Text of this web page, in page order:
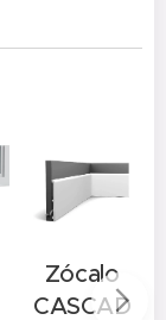
Zócalo
CASCADE